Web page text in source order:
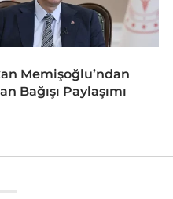
Memişoğlu’ndan
Bağışı Paylaşımı